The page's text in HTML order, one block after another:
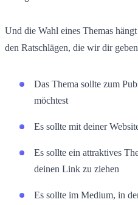
Und die Wahl eines Themas
den Ratschlägen, die wir dir
Das Thema sollte zum
möchtest
Es sollte mit deiner
Es sollte ein attraktives
deinen Link zu ziehen
Es sollte im Medium, in